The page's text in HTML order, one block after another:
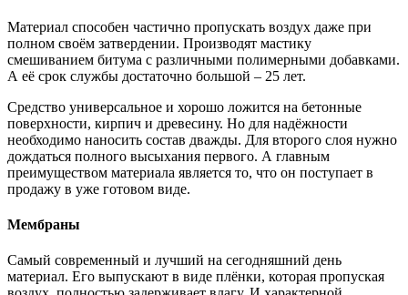
Материал способен частично пропускать воздух даже при
полном своём затвердении. Производят мастику
смешиванием битума с различными полимерными добавками.
А её срок службы достаточно большой – 25 лет.
Средство универсальное и хорошо ложится на бетонные
поверхности, кирпич и древесину. Но для надёжности
необходимо наносить состав дважды. Для второго слоя нужно
дождаться полного высыхания первого. А главным
преимуществом материала является то, что он поступает в
продажу в уже готовом виде.
Мембраны
Самый современный и лучший на сегодняшний день
материал. Его выпускают в виде плёнки, которая пропуская